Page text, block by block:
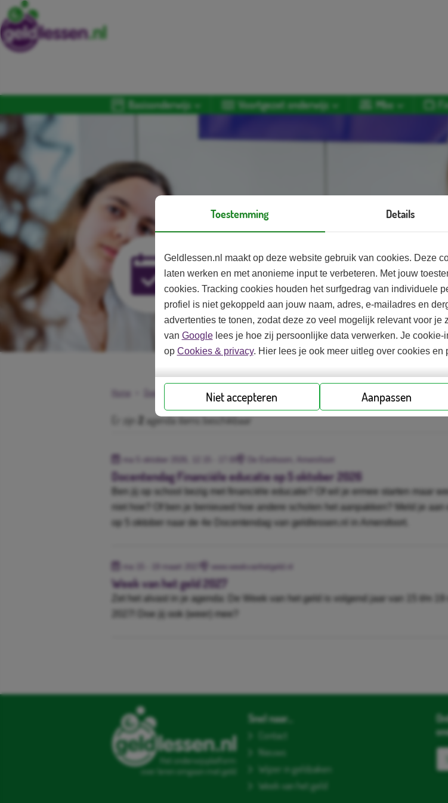
Basisonderwijs Voortgezet onderwijs Mbo
Agenda
Home Over ons Agenda
Er zijn agenda items beschikbaar
Docentendag Financiële educatie op 5 oktober 2026
Ben jij op school bezig met financiële educatie? Of wil je ermee starten maar
niet hoe? Of ben je benieuwd hoe andere scholen het aanpakken? Meld je aan
op 5 oktober naar de 4e Docentendag van geldlessen.nl in Amersfoort.
ma 15 - 19 maart 2027 www.weekvanhetgeld.nl
Week van het geld 2027
Zet het alvast in je agenda: De Week van het geld is volgend jaar van 15 t/m 19
2027! Doe jij ook (weer) mee?
Het onderwijsplatform
over leren omgaan met geld
Snel naar...
Contact
Nieuws
Wijzer in geldzaken
Week van het geld
Toestemming Details
Geldlessen.nl maakt op deze website gebruik van cookies. Deze
laten werken en met anonieme input te verbeteren. Met jouw
cookies. Tracking cookies houden het surfgedrag van individuele
profiel is niet gekoppeld aan jouw naam, adres, e-mailadres en
advertenties te tonen, zodat deze zo veel mogelijk relevant voor
van Googlelees je hoe zij persoonlijke data verwerken. Je
op Cookies & privacy. Hier lees je ook meer uitleg over cookies en
Niet accepteren Aanpassen